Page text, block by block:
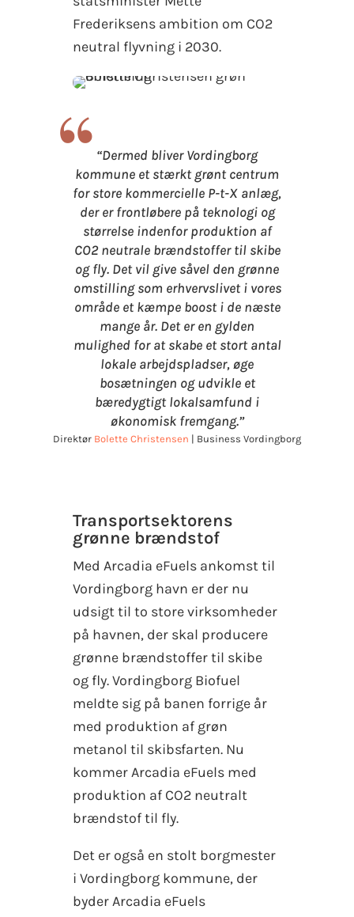
Frederiksens ambition om CO2
neutral flyvning i 2030.
““Dermed bliver Vordingborg
kommune et stærkt grønt centrum
for store kommercielle P-t-X anlæg,
der er frontløbere på teknologi og
størrelse indenfor produktion af
CO2 neutrale brændstoffer til skibe
og fly. Det vil give såvel den grønne
omstilling som erhvervslivet i vores
område et kæmpe boost i de næste
mange år. Det er en gylden
mulighed for at skabe et stort antal
lokale arbejdspladser, øge
bosætningen og udvikle et
bæredygtigt lokalsamfund i
økonomisk fremgang.”
Direktør Bolette Christensen | Business Vordingborg
Transportsektorens
grønne brændstof
Med Arcadia eFuels ankomst til
Vordingborg havn er der nu
udsigt til to store virksomheder
på havnen, der skal producere
grønne brændstoffer til skibe
og fly. Vordingborg Biofuel
meldte sig på banen forrige år
med produktion af grøn
metanol til skibsfarten. Nu
kommer Arcadia eFuels med
produktion af CO2 neutralt
brændstof til fly.
Det er også en stolt borgmester
i Vordingborg kommune, der
byder Arcadia eFuels